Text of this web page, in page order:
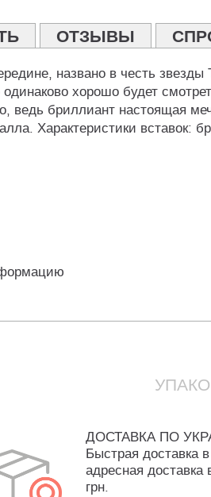
ОТЗЫВЫ
названо в честь
хорошо будет
ведь бриллиант настоящая
Характеристики вставок:
ДОСТАВКА ПО
Быстрая доставка
адресная
грн.